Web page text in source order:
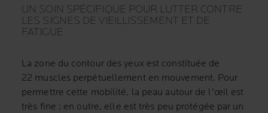
UN SOIN SPÉCIFIQUE POUR LUTTER CONTRE
LES SIGNES DE VIEILLISSEMENT ET DE
FATIGUE
La zone du contour des yeux est constituée de
22 muscles perpétuellement en mouvement. Pour
permettre cette mobilité, la peau autour de l'œil est
très fine ; en outre, elle est très peu protégée par un